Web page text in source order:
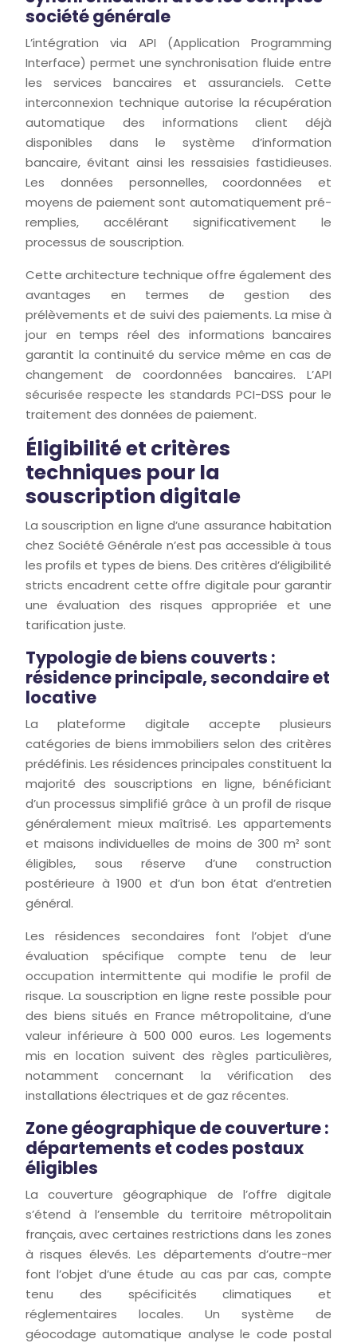
société générale
L’intégration via API (Application Programming
Interface) permet une synchronisation fluide entre
les services bancaires et assuranciels. Cette
interconnexion technique autorise la récupération
automatique des informations client déjà
disponibles dans le système d’information
bancaire, évitant ainsi les ressaisies fastidieuses.
Les données personnelles, coordonnées et
moyens de paiement sont automatiquement pré-
remplies, accélérant significativement le
processus de souscription.
Cette architecture technique offre également des
avantages en termes de gestion des
prélèvements et de suivi des paiements. La mise à
jour en temps réel des informations bancaires
garantit la continuité du service même en cas de
changement de coordonnées bancaires. L’API
sécurisée respecte les standards PCI-DSS pour le
traitement des données de paiement.
Éligibilité et critères
techniques pour la
souscription digitale
La souscription en ligne d’une assurance habitation
chez Société Générale n’est pas accessible à tous
les profils et types de biens. Des critères d’éligibilité
stricts encadrent cette offre digitale pour garantir
une évaluation des risques appropriée et une
tarification juste.
Typologie de biens couverts :
résidence principale, secondaire et
locative
La plateforme digitale accepte plusieurs
catégories de biens immobiliers selon des critères
prédéfinis. Les résidences principales constituent la
majorité des souscriptions en ligne, bénéficiant
d’un processus simplifié grâce à un profil de risque
généralement mieux maîtrisé. Les appartements
et maisons individuelles de moins de 300 m² sont
éligibles, sous réserve d’une construction
postérieure à 1900 et d’un bon état d’entretien
général.
Les résidences secondaires font l’objet d’une
évaluation spécifique compte tenu de leur
occupation intermittente qui modifie le profil de
risque. La souscription en ligne reste possible pour
des biens situés en France métropolitaine, d’une
valeur inférieure à 500 000 euros. Les logements
mis en location suivent des règles particulières,
notamment concernant la vérification des
installations électriques et de gaz récentes.
Zone géographique de couverture :
départements et codes postaux
éligibles
La couverture géographique de l’offre digitale
s’étend à l’ensemble du territoire métropolitain
français, avec certaines restrictions dans les zones
à risques élevés. Les départements d’outre-mer
font l’objet d’une étude au cas par cas, compte
tenu des spécificités climatiques et
réglementaires locales. Un système de
géocodage automatique analyse le code postal